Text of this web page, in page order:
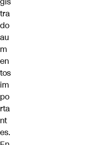
tra
do
au
m
en
tos
im
po
rta
nt
es.